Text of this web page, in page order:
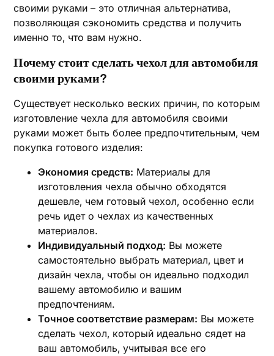
своими руками – это отличная альтернатива‚
позволяющая сэкономить средства и получить
именно то‚ что вам нужно.
Почему стоит сделать чехол для автомобиля
своими руками?
Существует несколько веских причин‚ по которым
изготовление чехла для автомобиля своими
руками может быть более предпочтительным‚ чем
покупка готового изделия:
Экономия средств: Материалы для
изготовления чехла обычно обходятся
дешевле‚ чем готовый чехол‚ особенно если
речь идет о чехлах из качественных
материалов.
Индивидуальный подход: Вы можете
самостоятельно выбрать материал‚ цвет и
дизайн чехла‚ чтобы он идеально подходил
вашему автомобилю и вашим
предпочтениям.
Точное соответствие размерам: Вы можете
сделать чехол‚ который идеально сядет на
ваш автомобиль‚ учитывая все его